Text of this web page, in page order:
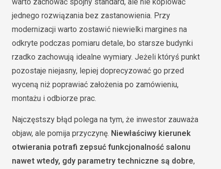
jednego rozwiązania bez zastanowienia. Przy
modernizacji warto zostawić niewielki margines na
odkryte podczas pomiaru detale, bo starsze budynki
rzadko zachowują idealne wymiary. Jeżeli któryś punkt
pozostaje niejasny, lepiej doprecyzować go przed
wyceną niż poprawiać założenia po zamówieniu,
montażu i odbiorze prac.
Najczęstszy błąd polega na tym, że inwestor zauważa
objaw, ale pomija przyczynę. Niewłaściwy kierunek
otwierania potrafi zepsuć funkcjonalność salonu
nawet wtedy, gdy parametry techniczne są dobre,